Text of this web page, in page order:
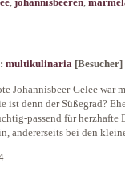
multikulinaria [Besucher]
Johannisbeer-Gelee war
ist denn der Süßegrad?
passend für herzhafte
andererseits bei den